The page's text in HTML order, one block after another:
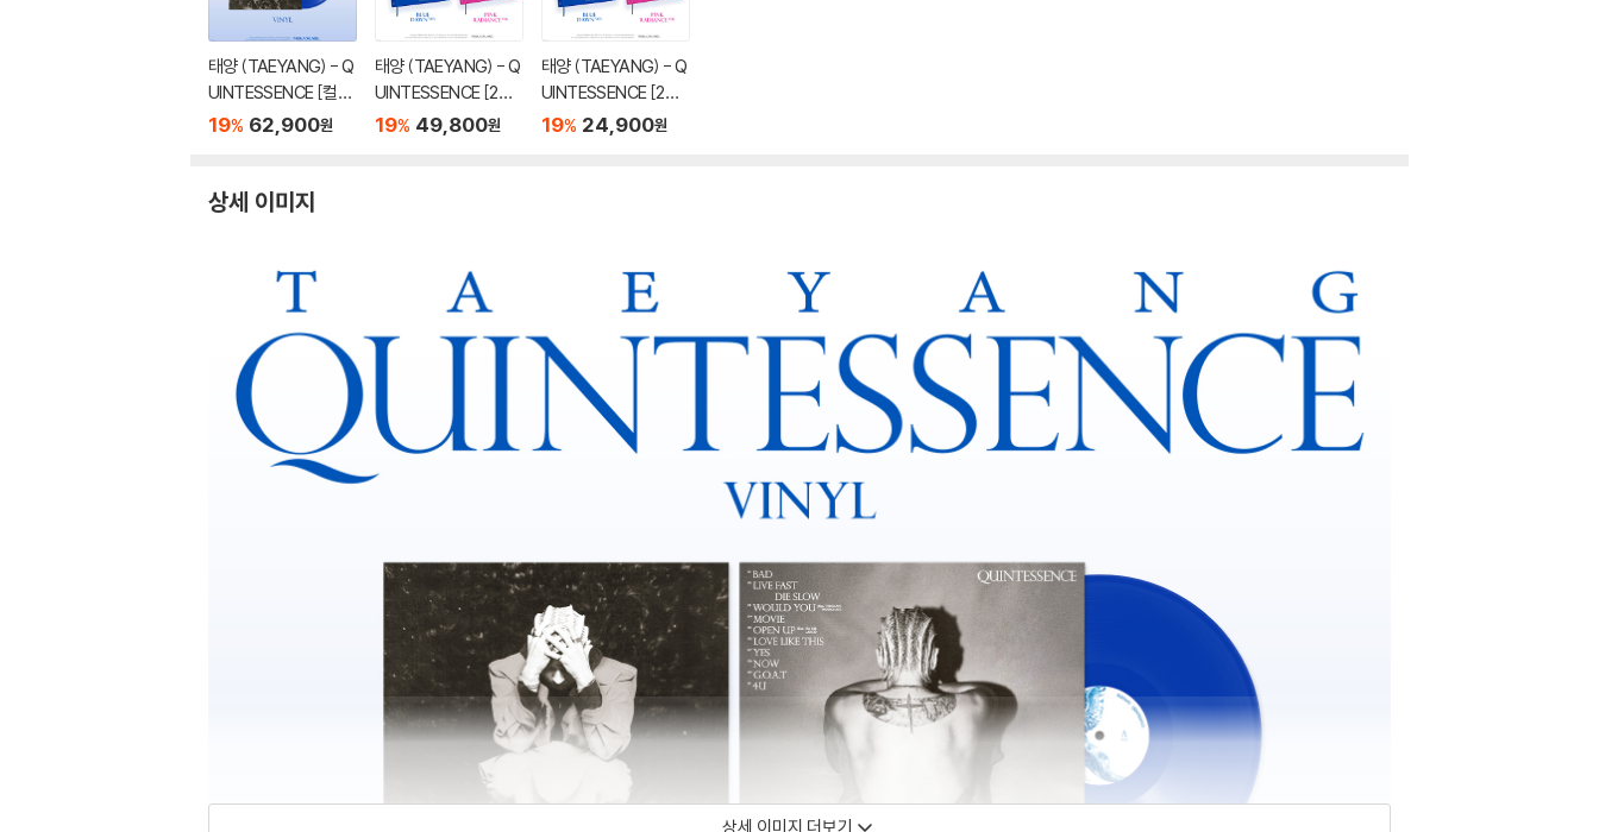
태양 (TAEYANG) - Q
UINTESSENCE [컬러
LP]
19% 62,900원
태양 (TAEYANG) - Q
UINTESSENCE [2종
SET]
19% 49,800원
태양 (TAEYANG) - Q
UINTESSENCE [2종
중 1종 랜덤발송]
19% 24,900원
상세 이미지
상세 이미지 더보기